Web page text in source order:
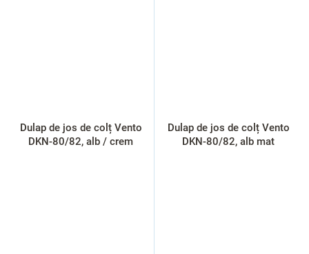
Dulap de jos de colț Vento
DKN-80/82, alb / crem
Dulap de jos de colț Vento
DKN-80/82, alb mat